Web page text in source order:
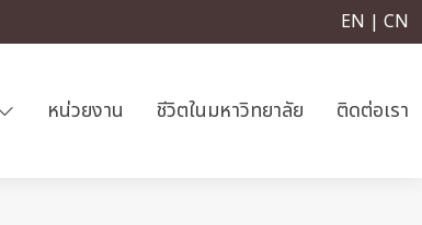
EN | CN
หน่วยงาน ชีวิตในมหาวิทยาลัย ติดต่อเรา